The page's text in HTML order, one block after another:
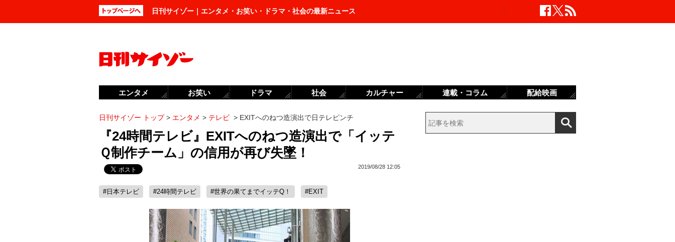
日刊サイゾー｜エンタメ・お笑い・ドラマ・社会の最新ニュース
日刊サイゾー トップ> エンタメ > テレビ > EXITへのねつ造演出で日テレピンチ
『24時間テレビ』EXITへのねつ造演出で「イッテ
Ｑ制作チーム」の信用が再び失墜！
2019/08/28 12:05
#日本テレビ #24時間テレビ #世界の果てまでイッテQ！ #EXIT
エンタメ お笑い ドラマ 社会 カルチャー 連載・コラム 配給映画